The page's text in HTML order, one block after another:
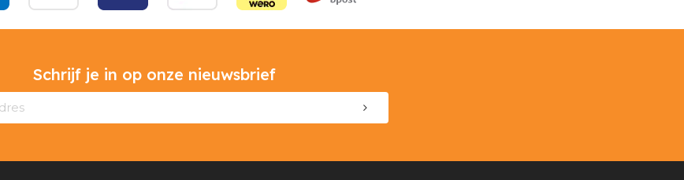
Schrijf je in op onze nieuwsbrief